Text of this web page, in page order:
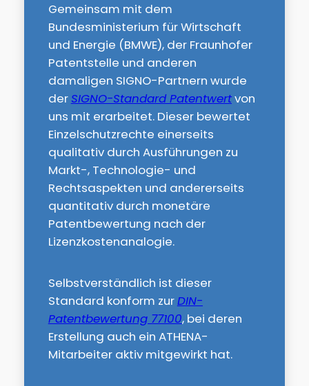
Gemeinsam mit dem
Bundesministerium für Wirtschaft
und Energie (BMWE), der Fraunhofer
Patentstelle und anderen
damaligen SIGNO-Partnern wurde
derSIGNO-Standard Patentwertvon
uns mit erarbeitet. Dieser bewertet
Einzelschutzrechte einerseits
qualitativ durch Ausführungen zu
Markt-, Technologie- und
Rechtsaspekten und andererseits
quantitativ durch monetäre
Patentbewertung nach der
Lizenzkostenanalogie.
Selbstverständlich ist dieser
Standard konform zurDIN-
Patentbewertung 77100, bei deren
Erstellung auch ein ATHENA-
Mitarbeiter aktiv mitgewirkt hat.